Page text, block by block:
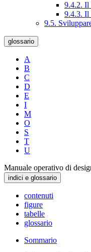
9.4.2. Il
9.4.3. Il
9.5.
glossario
A
B
C
D
E
I
M
O
S
T
U
Manuale operativo di
indici e glossario
contenuti
figure
tabelle
glossario
Sommario